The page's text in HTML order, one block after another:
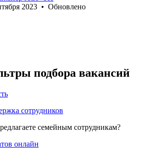
2023 • Обновлено
подбора вакансий
сотрудников
семейным сотрудникам?
онлайн